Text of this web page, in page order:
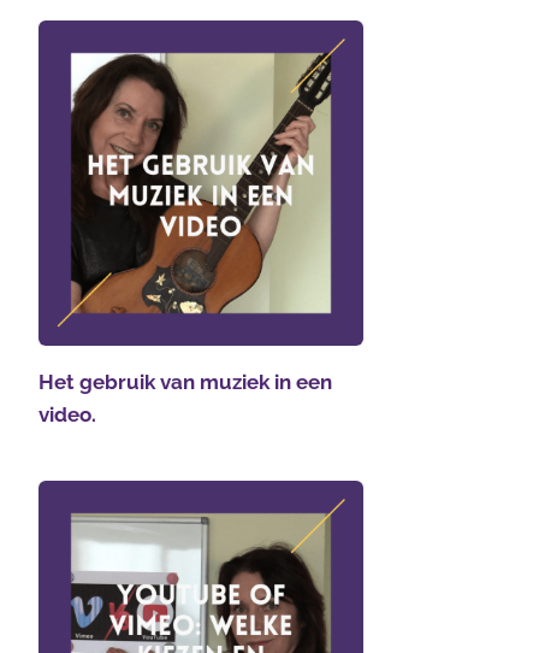
Het gebruik van muziek in een
video.